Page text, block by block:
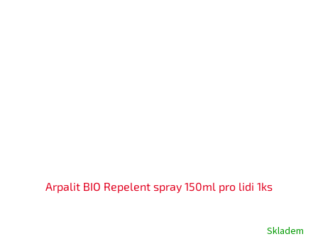
Arpalit BIO Repelent spray 150ml pro lidi 1ks
Skladem